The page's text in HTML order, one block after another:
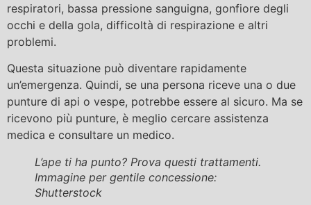
respiratori, bassa pressione sanguigna, gonfiore degli
occhi e della gola, difficoltà di respirazione e altri
problemi.
Questa situazione può diventare rapidamente
un’emergenza. Quindi, se una persona riceve una o due
punture di api o vespe, potrebbe essere al sicuro. Ma se
ricevono più punture, è meglio cercare assistenza
medica e consultare un medico.
L’ape ti ha punto? Prova questi trattamenti.
Immagine per gentile concessione:
Shutterstock